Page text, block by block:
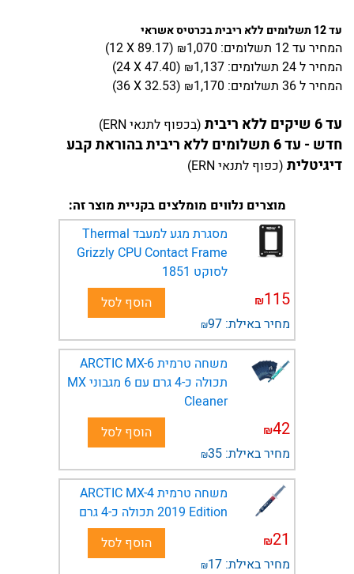
עד 12 תשלומים ללא ריבית בכרטיס אשראי
המחיר עד 12 תשלומים: ₪1,070
(12 X 89.17)
המחירל 24 תשלומים: ₪1,137
(24 X47.40)
המחירל 36 תשלומים: ₪1,170
(36 X32.53)
עד 6 שיקים ללא ריבית (בכפוף לתנאי ERN)
חדש - עד 6 תשלומים ללא ריבית בהוראת קבע
דיגיטלית (כפוף לתנאי ERN)
מוצרים נלווים מומלצים בקניית מוצר זה:
מסגרת מגע למעבד Thermal
Grizzly CPU Contact Frame
לסוקט 1851
115
₪
מחיר באילת: 97
₪
הוסף לסל
משחה טרמית ARCTIC MX-6
תכולה כ-4 גרם עם 6 מגבוני MX
Cleaner
42
₪
מחיר באילת: 35
₪
הוסף לסל
משחה טרמית ARCTIC MX-4
2019 Edition תכולה כ-4 גרם
21
₪
מחיר באילת: 17
₪
הוסף לסל